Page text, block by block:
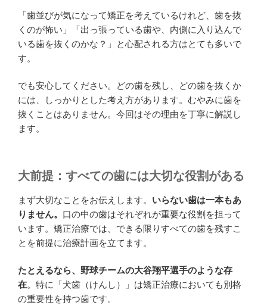
「歯並びが気になって矯正を考えているけれど、歯を抜
くのが怖い」「出っ張っている歯や、内側に入り込んで
いる歯を抜くのかな？」と心配される方はとても多いで
す。
でも安心してください。どの歯を残し、どの歯を抜くか
には、しっかりとした考え方があります。むやみに歯を
抜くことはありません。今回はその理由を丁寧に解説し
ます。
大前提：すべての歯には大切な役割がある
まず大切なことをお伝えします。 いらない歯は一本もあ
りません。 口の中の歯はそれぞれが重要な役割を担って
います。矯正治療では、できる限りすべての歯を残すこ
とを前提に治療計画を立てます。
たとえるなら、野球チームの大谷翔平選手のような存
在。特に「犬歯（けんし）」は矯正治療においても別格
の重要性を持つ歯です。